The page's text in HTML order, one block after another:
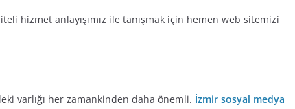
hizmet anlayışımız ile tanışmak için hemen web sitemizi
varlığı her zamankinden daha önemli. İzmir sosyal medya